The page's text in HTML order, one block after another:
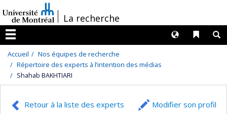
au
contenu
/La recherche
Menu
Liens
Langues
Accueil
Nos équipes de recherche
Répertoire des experts à l’intention des médias
Shahab BAKHTIARI
Retour à la liste des experts Modifier son profil